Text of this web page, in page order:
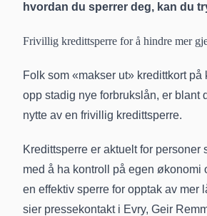
hvordan du sperrer deg, kan du
Frivillig kredittsperre for å hindre mer
Folk som «makser ut» kredittkort på
opp stadig nye forbrukslån, er blant
nytte av en frivillig kredittsperre.
Kredittsperre er aktuelt for personer
med å ha kontroll på egen økonomi
en effektiv sperre for opptak av mer
sier pressekontakt i Evry, Geir